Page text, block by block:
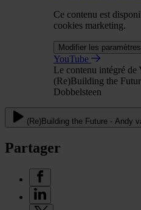
Ce contenu est
cookies marketing.
Modifier les
YouTube
Le contenu intégré de
(Re)Building the
Dobbelsteen
(Re)Building the Future - Andy
Partager